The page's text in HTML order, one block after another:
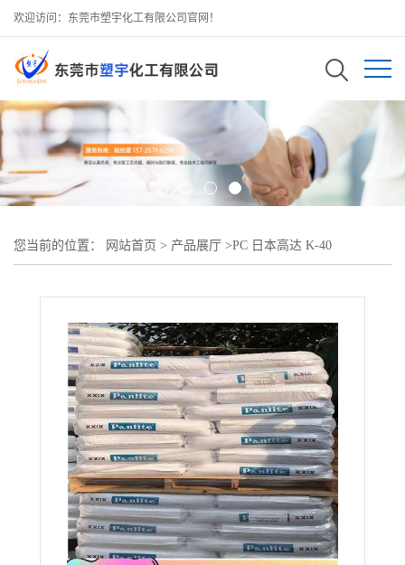
欢迎访问：东莞市塑宇化工有限公司官网！
您当前的位置： 网站首页 > 产品展厅 >PC 日本高达 K-40